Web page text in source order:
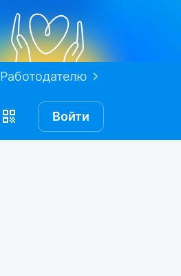
Работодателю
Войти